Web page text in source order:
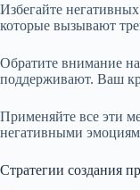
Избегайте
которые вызывают
Обратите внимание
поддерживают. Ваш
Применяйте все эти
негативными
Стратегии создания